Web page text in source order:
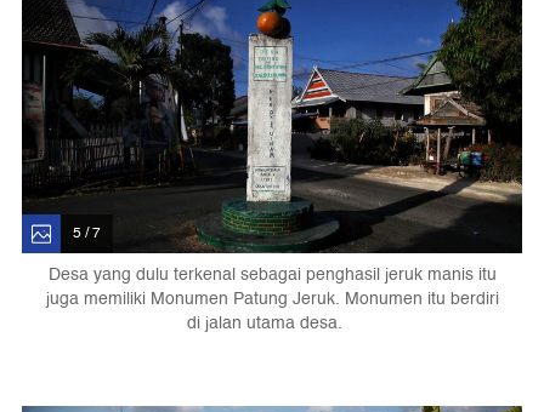
5 / 7
Desa yang dulu terkenal sebagai penghasil jeruk manis itu
juga memiliki Monumen Patung Jeruk. Monumen itu berdiri
di jalan utama desa.